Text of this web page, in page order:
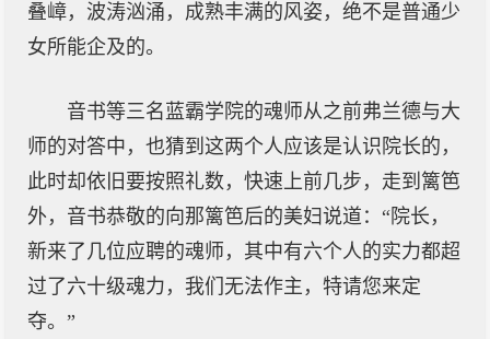
叠嶂，波涛汹涌，成熟丰满的风姿，绝不是普通少
女所能企及的。
音书等三名蓝霸学院的魂师从之前弗兰德与大
师的对答中，也猜到这两个人应该是认识院长的，
此时却依旧要按照礼数，快速上前几步，走到篱笆
外，音书恭敬的向那篱笆后的美妇说道：“院长，
新来了几位应聘的魂师，其中有六个人的实力都超
过了六十级魂力，我们无法作主，特请您来定
夺。”